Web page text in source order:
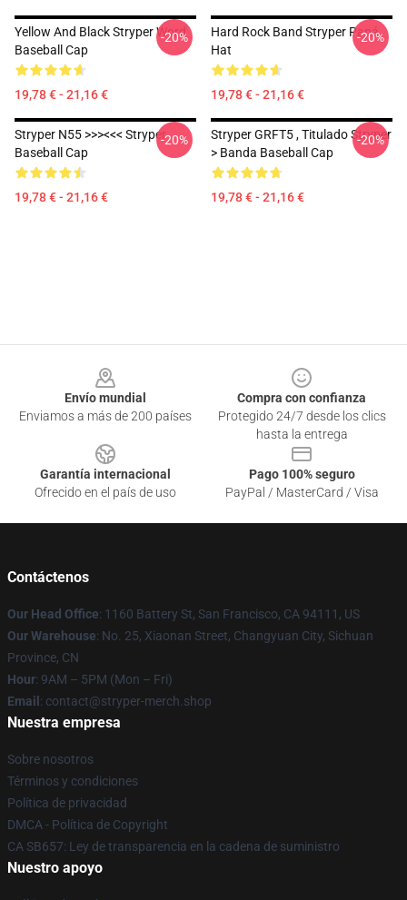
Yellow And Black Stryper Word
Baseball Cap
19,78 € - 21,16 €
-20%
Hard Rock Band Stryper Papá
Hat
19,78 € - 21,16 €
-20%
Stryper N55 >>><<< Stryper
Baseball Cap
19,78 € - 21,16 €
-20%
Stryper GRFT5 , Titulado Stryper
> Banda Baseball Cap
19,78 € - 21,16 €
-20%
Envío mundial
Enviamos a más de 200 países
Compra con confianza
Protegido 24/7 desde los clics
hasta la entrega
Garantía internacional
Ofrecido en el país de uso
Pago 100% seguro
PayPal / MasterCard / Visa
Contáctenos
Our Head Office: 1160 Battery St, San Francisco, CA 94111, US
Our Warehouse: No. 25, Xiaonan Street, Changyuan City, Sichuan
Province, CN
Hour: 9AM – 5PM (Mon – Fri)
Email : contact@stryper-merch.shop
Nuestra empresa
Sobre nosotros
Términos y condiciones
Política de privacidad
DMCA - Política de Copyright
CA SB657: Ley de transparencia en la cadena de suministro
Nuestro apoyo